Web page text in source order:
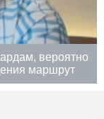
вероятно
маршрут